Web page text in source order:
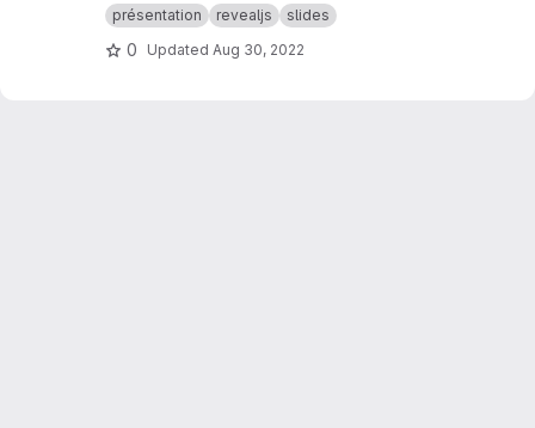
accélérer la recherche.
g/ignami/copy-paste-bookmarks
La présentation est publique sur
présentation revealjs slides
0 Updated Aug 30, 2022